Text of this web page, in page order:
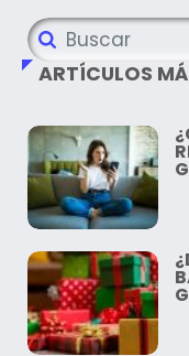
ARTÍCULOS